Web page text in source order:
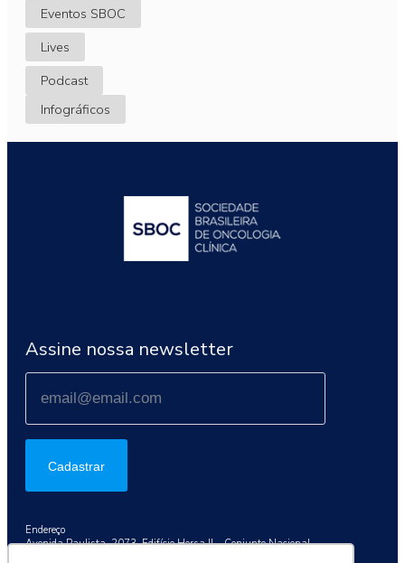
Eventos SBOC
Lives
Podcast
Infográficos
Assine nossa newsletter
Cadastrar
Endereço
Avenida Paulista, 2073, Edifício Horsa II – Conjunto Nacional